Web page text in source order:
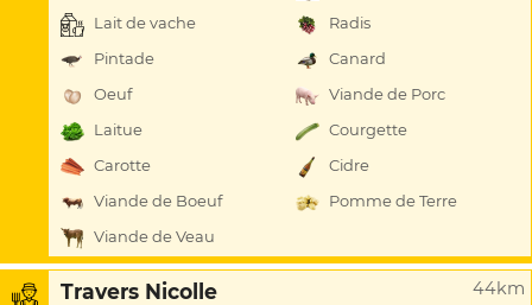
Lait de vache
Radis
Pintade
Canard
Oeuf
Viande de Porc
Laitue
Courgette
Carotte
Cidre
Viande de Boeuf
Pomme de Terre
Viande de Veau
Travers Nicolle 44km